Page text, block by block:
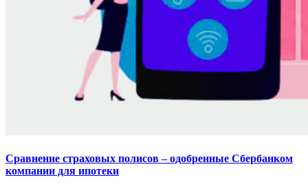
Сравнение страховых полисов – одобренные Сбербанком
компании для ипотеки